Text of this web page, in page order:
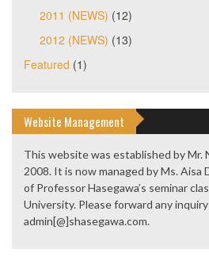
2011 (NEWS) (12)
2012 (NEWS) (13)
Featured (1)
Website Management
This website was established by Mr.
2008. It is now managed by Ms. Aisa
of Professor Hasegawa’s seminar
University. Please forward any
admin[@]shasegawa.com.